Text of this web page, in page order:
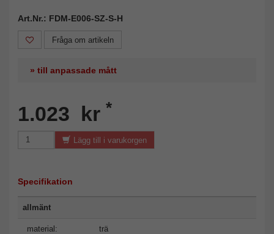
Art.Nr.: FDM-E006-SZ-S-H
Fråga om artikeln
» till anpassade mått
1.023 kr *
Lägg till i varukorgen
Specifikation
allmänt
material: trä